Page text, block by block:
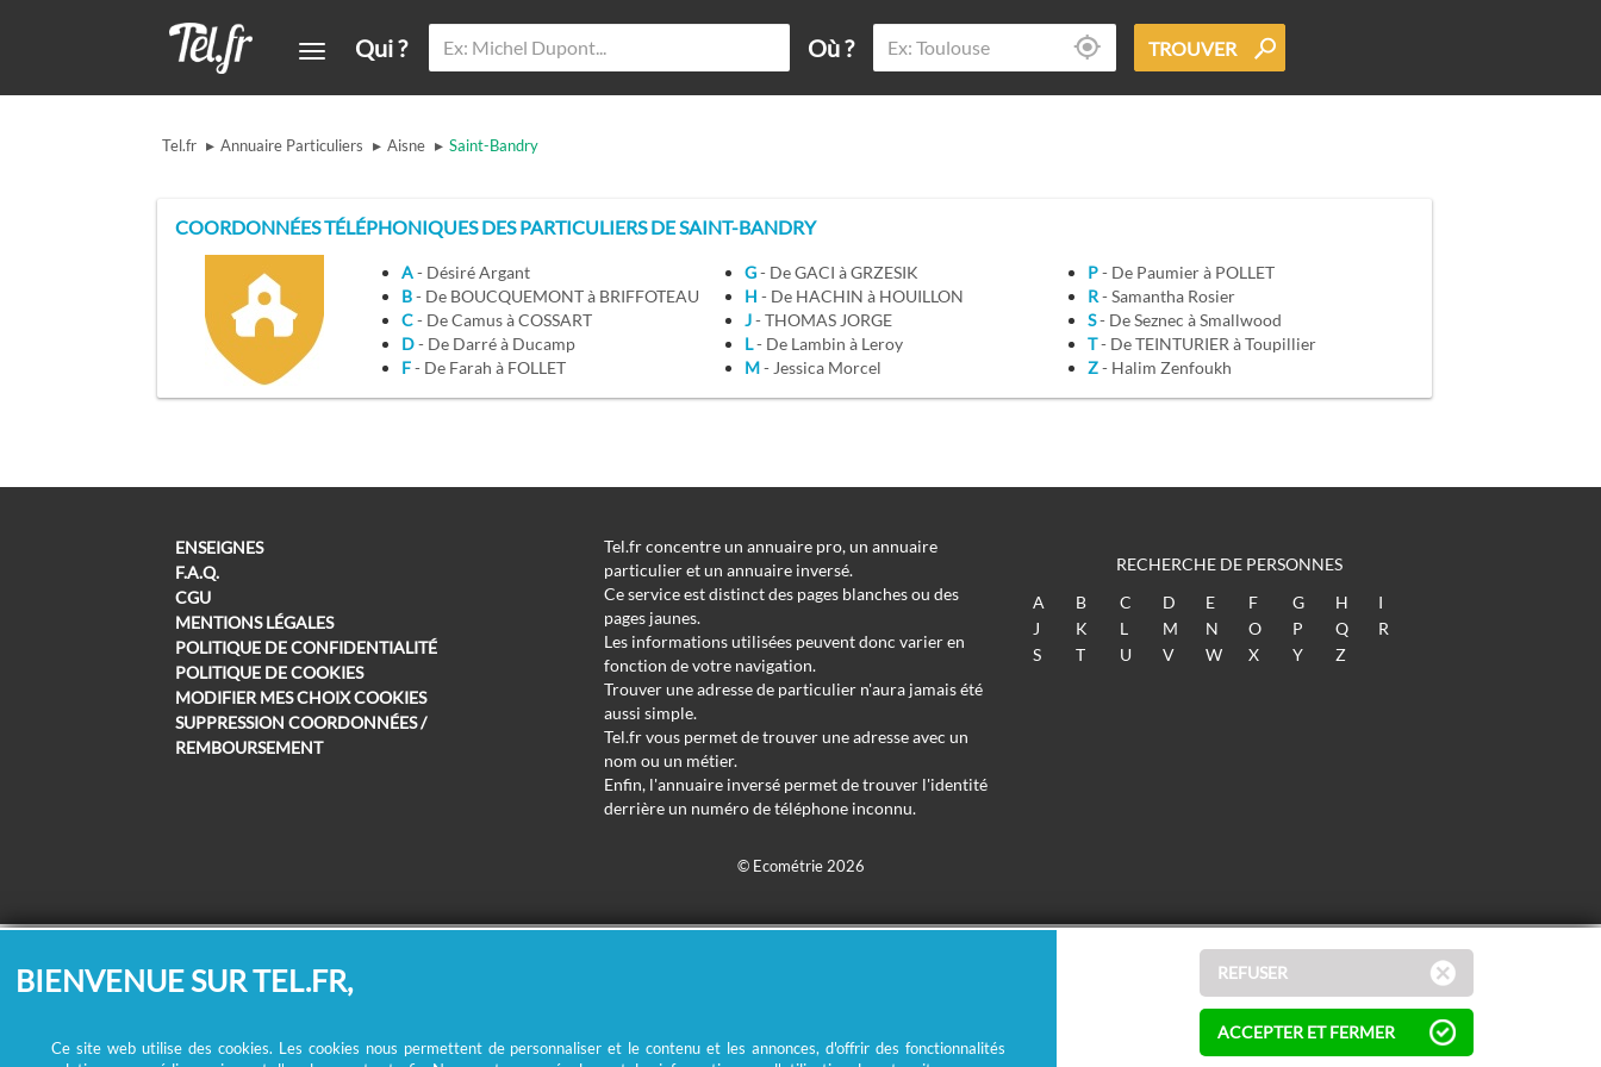
Qui ? Où ? TROUVER
Tel.fr ▸ Annuaire Particuliers ▸ Aisne ▸ Saint-Bandry
COORDONNÉES TÉLÉPHONIQUES DES PARTICULIERS DE SAINT-BANDRY
A
- Désiré Argant
B
- De BOUCQUEMONT à BRIFFOTEAU
C
- De Camus à COSSART
D
- De Darré à Ducamp
F
- De Farah à FOLLET
G
- De GACI à GRZESIK
H
- De HACHIN à HOUILLON
J
- THOMAS JORGE
L
- De Lambin à Leroy
M
- Jessica Morcel
P
- De Paumier à POLLET
R
- Samantha Rosier
S
- De Seznec à Smallwood
T
- De TEINTURIER à Toupillier
Z
- Halim Zenfoukh
ENSEIGNES
F.A.Q.
CGU
MENTIONS LÉGALES
POLITIQUE DE CONFIDENTIALITÉ
POLITIQUE DE COOKIES
MODIFIER MES CHOIX COOKIES
SUPPRESSION COORDONNÉES /
REMBOURSEMENT
Tel.fr concentre un annuaire pro, un annuaire
particulier et un annuaire inversé.
Ce service est distinct des pages blanches ou des
pages jaunes.
Les informations utilisées peuvent donc varier en
fonction de votre navigation.
Trouver une adresse de particulier n'aura jamais été
aussi simple.
Tel.fr vous permet de trouver une adresse avec un
nom ou un métier.
Enfin, l'annuaire inversé permet de trouver l'identité
derrière un numéro de téléphone inconnu.
RECHERCHE DE PERSONNES
A
B C D E F G H
I
J
K L M N O P Q
R
S
T U V W X Y Z
© Ecométrie 2026
BIENVENUE SUR TEL.FR,
Ce site web utilise des cookies. Les cookies nous permettent de personnaliser et le contenu et les annonces, d'offrir des fonctionnalités
REFUSER
ACCEPTER ET FERMER